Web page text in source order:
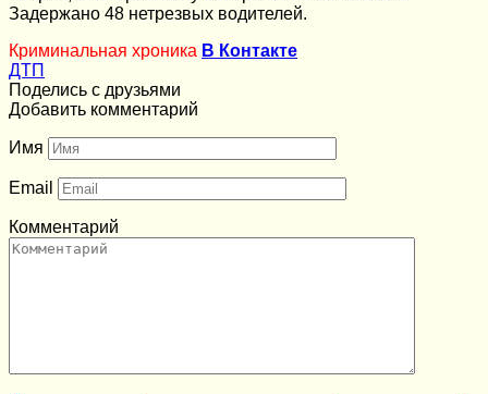
Задержано 48 нетрезвых водителей.
Криминальная хроника В Контакте
ДТП
Поделись с друзьями
Добавить комментарий
Имя
Email
Комментарий